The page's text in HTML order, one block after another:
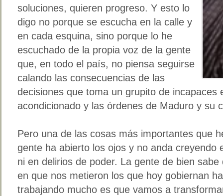
soluciones, quieren progreso. Y esto lo
digo no porque se escucha en la calle y
en cada esquina, sino porque lo he
escuchado de la propia voz de la gente
que, en todo el país, no piensa seguirse
calando las consecuencias de las
decisiones que toma un grupito de incapaces
acondicionado y las órdenes de Maduro y su
Pero una de las cosas más importantes que
gente ha abierto los ojos y no anda creyendo
ni en delirios de poder. La gente de bien
en que nos metieron los que hoy gobiernan
trabajando mucho es que vamos a